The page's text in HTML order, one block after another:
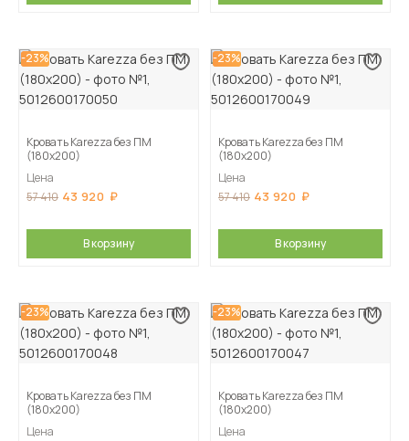
-23%
Кровать Karezza без ПМ
(180х200)
Цена
57 410 43 920
В корзину
-23%
Кровать Karezza без ПМ
(180х200)
Цена
57 410 43 920
В корзину
-23%
Кровать Karezza без ПМ
(180х200)
Цена
-23%
Кровать Karezza без ПМ
(180х200)
Цена